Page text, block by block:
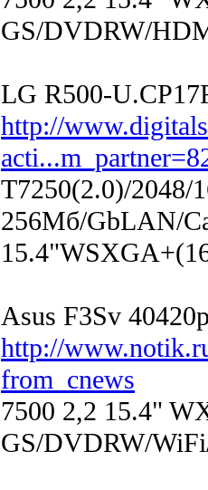
GS/DVDRW/
LG R500-
http://
T7250(2.0)/2048/
256Мб/GbLAN/
Asus F3Sv
http://
from_cnews
7500 2,2 15.4"
GS/DVDRW/